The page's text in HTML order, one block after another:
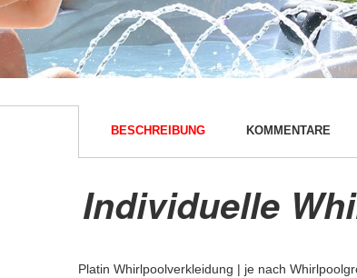
BESCHREIBUNG KOMMENTARE
Individuelle
Platin Whirlpoolverkleidung | je nach